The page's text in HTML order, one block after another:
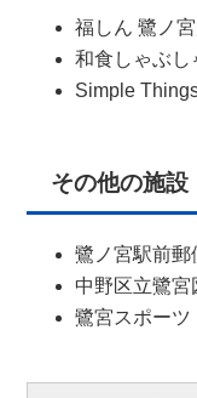
福しん 鷺ノ
和食しゃぶし
Simple
その他の施設
鷺ノ宮駅前郵
中野区立鷺宮
鷺宮スポー